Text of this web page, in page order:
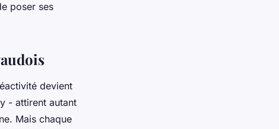
poser ses
devient
- attirent autant
Mais chaque